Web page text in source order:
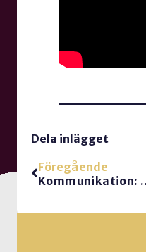
Dela inlägget
Föregående
Kommunikation: